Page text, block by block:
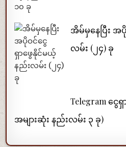
အိမ်မှနေပြီး အ
လမ်း (၂၄) ခု
Telegram ငွ
အများဆုံး နည်းလမ်း ၃ ခု)